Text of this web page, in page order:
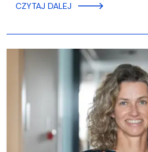
CZYTAJ DALEJ